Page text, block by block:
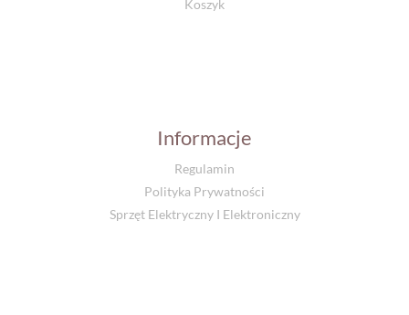
Koszyk
Informacje
Regulamin
Polityka Prywatności
Sprzęt Elektryczny I Elektroniczny